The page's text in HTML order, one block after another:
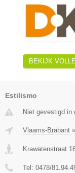
BEKIJK
Estilismo
Niet gevestigd in
Vlaams-Brabant »
Krawatenstraat
Tel: 0478/